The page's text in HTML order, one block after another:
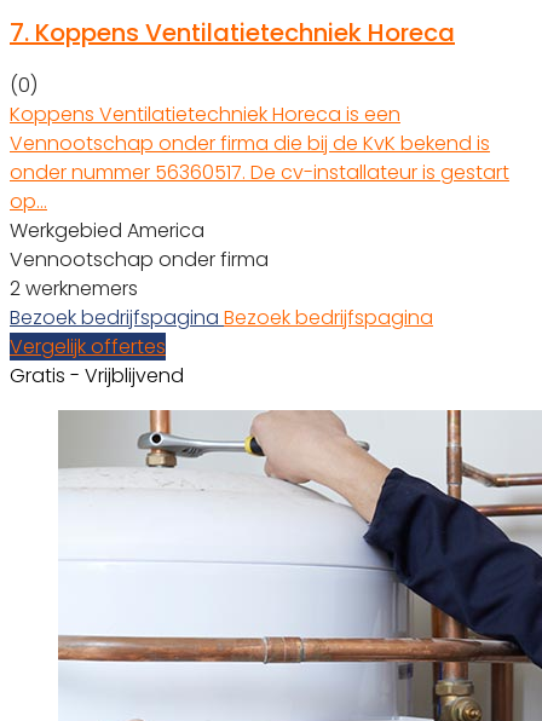
7. Koppens Ventilatietechniek Horeca
(0)
Koppens Ventilatietechniek Horeca is een
Vennootschap onder firma die bij de KvK bekend is
onder nummer 56360517. De cv-installateur is gestart
op…
Werkgebied America
Vennootschap onder firma
2 werknemers
Bezoek bedrijfspagina Bezoek bedrijfspagina
Vergelijk offertes
Gratis - Vrijblijvend